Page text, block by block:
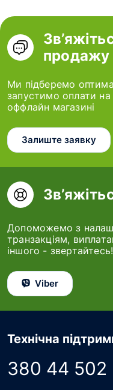
продажу
Ми підберемо
запустимо оплати
оффлайн магазині
Залиште заявку
Допоможемо з
транзакціям,
іншого - звертайтесь!
Viber
Технічна
380 44 502